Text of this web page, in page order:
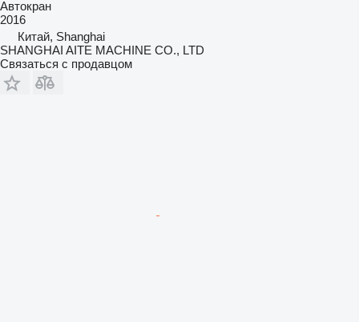
Автокран
2016
Китай, Shanghai
SHANGHAI AITE MACHINE CO., LTD
Связаться с продавцом